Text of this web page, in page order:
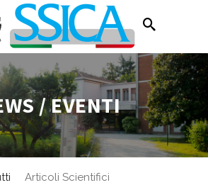
/ EVENTI
Articoli Scientifici